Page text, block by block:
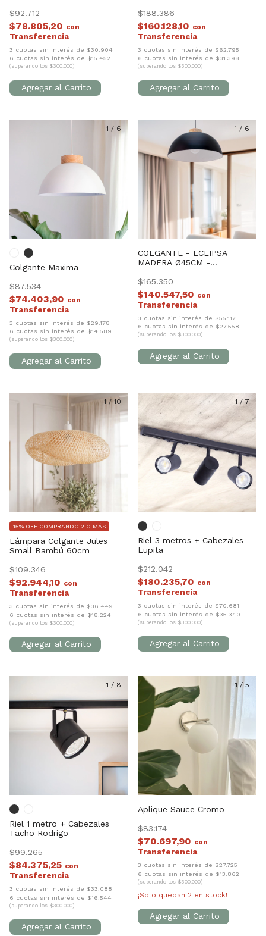
$92.712
$78.805,20 con
3 cuotas sin interés de $30.904
6 cuotas sin interés de $15.452
(superando los $300.000)
$188.386
$160.128,10 con
3 cuotas sin interés de $62.795
6 cuotas sin interés de $31.398
(superando los $300.000)
1 / 6
Colgante Maxima
$87.534
$74.403,90 con
3 cuotas sin interés de $29.178
6 cuotas sin interés de $14.589
(superando los $300.000)
1 / 6
COLGANTE - ECLIPSA
MADERA Ø45CM -
$165.350
$140.547,50 con
3 cuotas sin interés de $55.117
6 cuotas sin interés de $27.558
(superando los $300.000)
1 /10
Lámpara Colgante Jules
Small Bambú 60cm
$109.346
15% OFF COMPRANDO 2 O MÁS
$92.944,10 con
3 cuotas sin interés de $36.449
6 cuotas sin interés de $18.224
(superando los $300.000)
1 /7
Riel 3 metros + Cabezales
Lupita
$212.042
$180.235,70 con
3 cuotas sin interés de $70.681
6 cuotas sin interés de $35.340
(superando los $300.000)
1 / 8
Riel 1 metro + Cabezales
Tacho Rodrigo
$99.265
$84.375,25 con
3 cuotas sin interés de $33.088
6 cuotas sin interés de $16.544
(superando los $300.000)
1/ 5
Aplique Sauce Cromo
$83.174
$70.697,90 con
3 cuotas sin interés de $27.725
6 cuotas sin interés de $13.862
(superando los $300.000)
¡Solo quedan 2 en stock!